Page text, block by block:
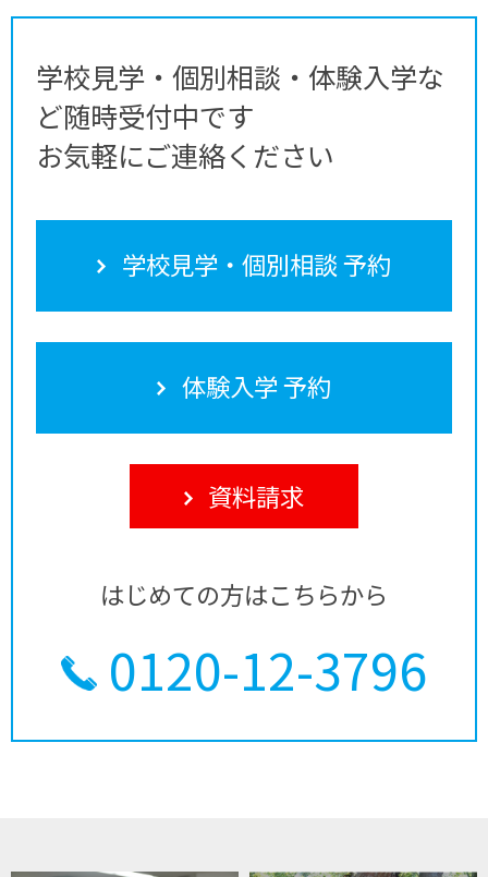
学校見学・個別相談・体験入学な
ど随時受付中です
お気軽にご連絡ください
学校見学・個別相談 予約
体験入学 予約
資料請求
はじめての方はこちらから
0120-12-3796